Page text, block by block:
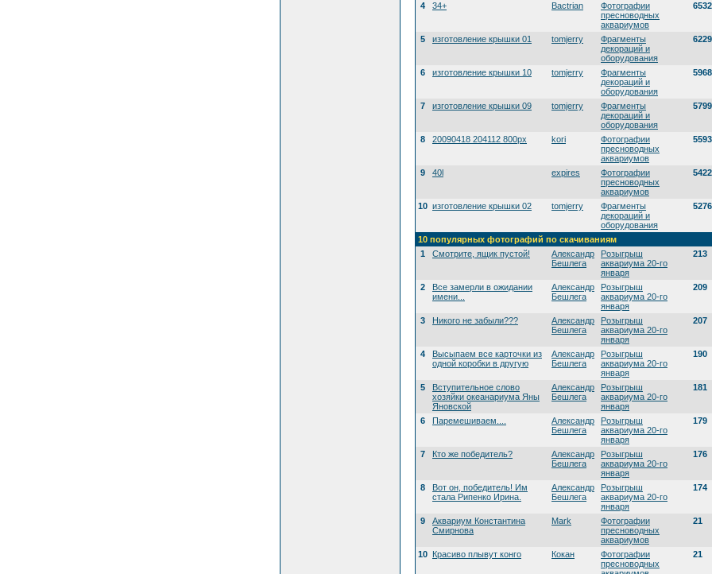
4 34+ Bactrian
Фотографии
пресноводных
аквариумов
5 изготовление крышки 01 tomjerry
Фрагменты
декораций и
оборудования
6 изготовление крышки 10 tomjerry
Фрагменты
декораций и
оборудования
7 изготовление крышки 09 tomjerry
Фрагменты
декораций и
оборудования
8 20090418 204112 800px kori
Фотографии
пресноводных
аквариумов
9 40l expires
Фотографии
пресноводных
аквариумов
10 изготовление крышки 02 tomjerry
Фрагменты
декораций и
оборудования
10 популярных фотографий по скачиваниям
1
Смотрите, ящик пустой!
Александр
Бешлега
Розыгрыш
аквариума 20-го
января
213
2
Все замерли в ожидании
имени...
Александр
Бешлега
Розыгрыш
аквариума 20-го
января
209
3 Никого не забыли???
Александр
Бешлега
Розыгрыш
аквариума 20-го
января
207
4
Высыпаем все карточки из
одной коробки в другую
Александр
Бешлега
Розыгрыш
аквариума 20-го
января
190
5
Вступительное слово
хозяйки океанариума Яны
Яновской
Александр
Бешлега
Розыгрыш
аквариума 20-го
января
181
6 Паремешиваем....
Александр
Бешлега
Розыгрыш
аквариума 20-го
января
179
7 Кто же победитель?
Александр
Бешлега
Розыгрыш
аквариума 20-го
января
176
8
Вот он, победитель! Им
стала Рипенко Ирина.
Александр
Бешлега
Розыгрыш
аквариума 20-го
января
174
9
Аквариум Константина
Смирнова
Mark
Фотографии
пресноводных
аквариумов
21
10 Красиво плывут конго Кокан
Фотографии
пресноводных
21